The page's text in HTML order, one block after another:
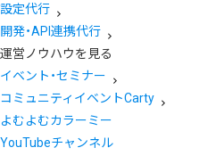
設定代行
開発・API連携代行
運営ノウハウを見る
イベント・セミナー
コミュニティイベントCarty
よむよむカラーミー
YouTubeチャンネル